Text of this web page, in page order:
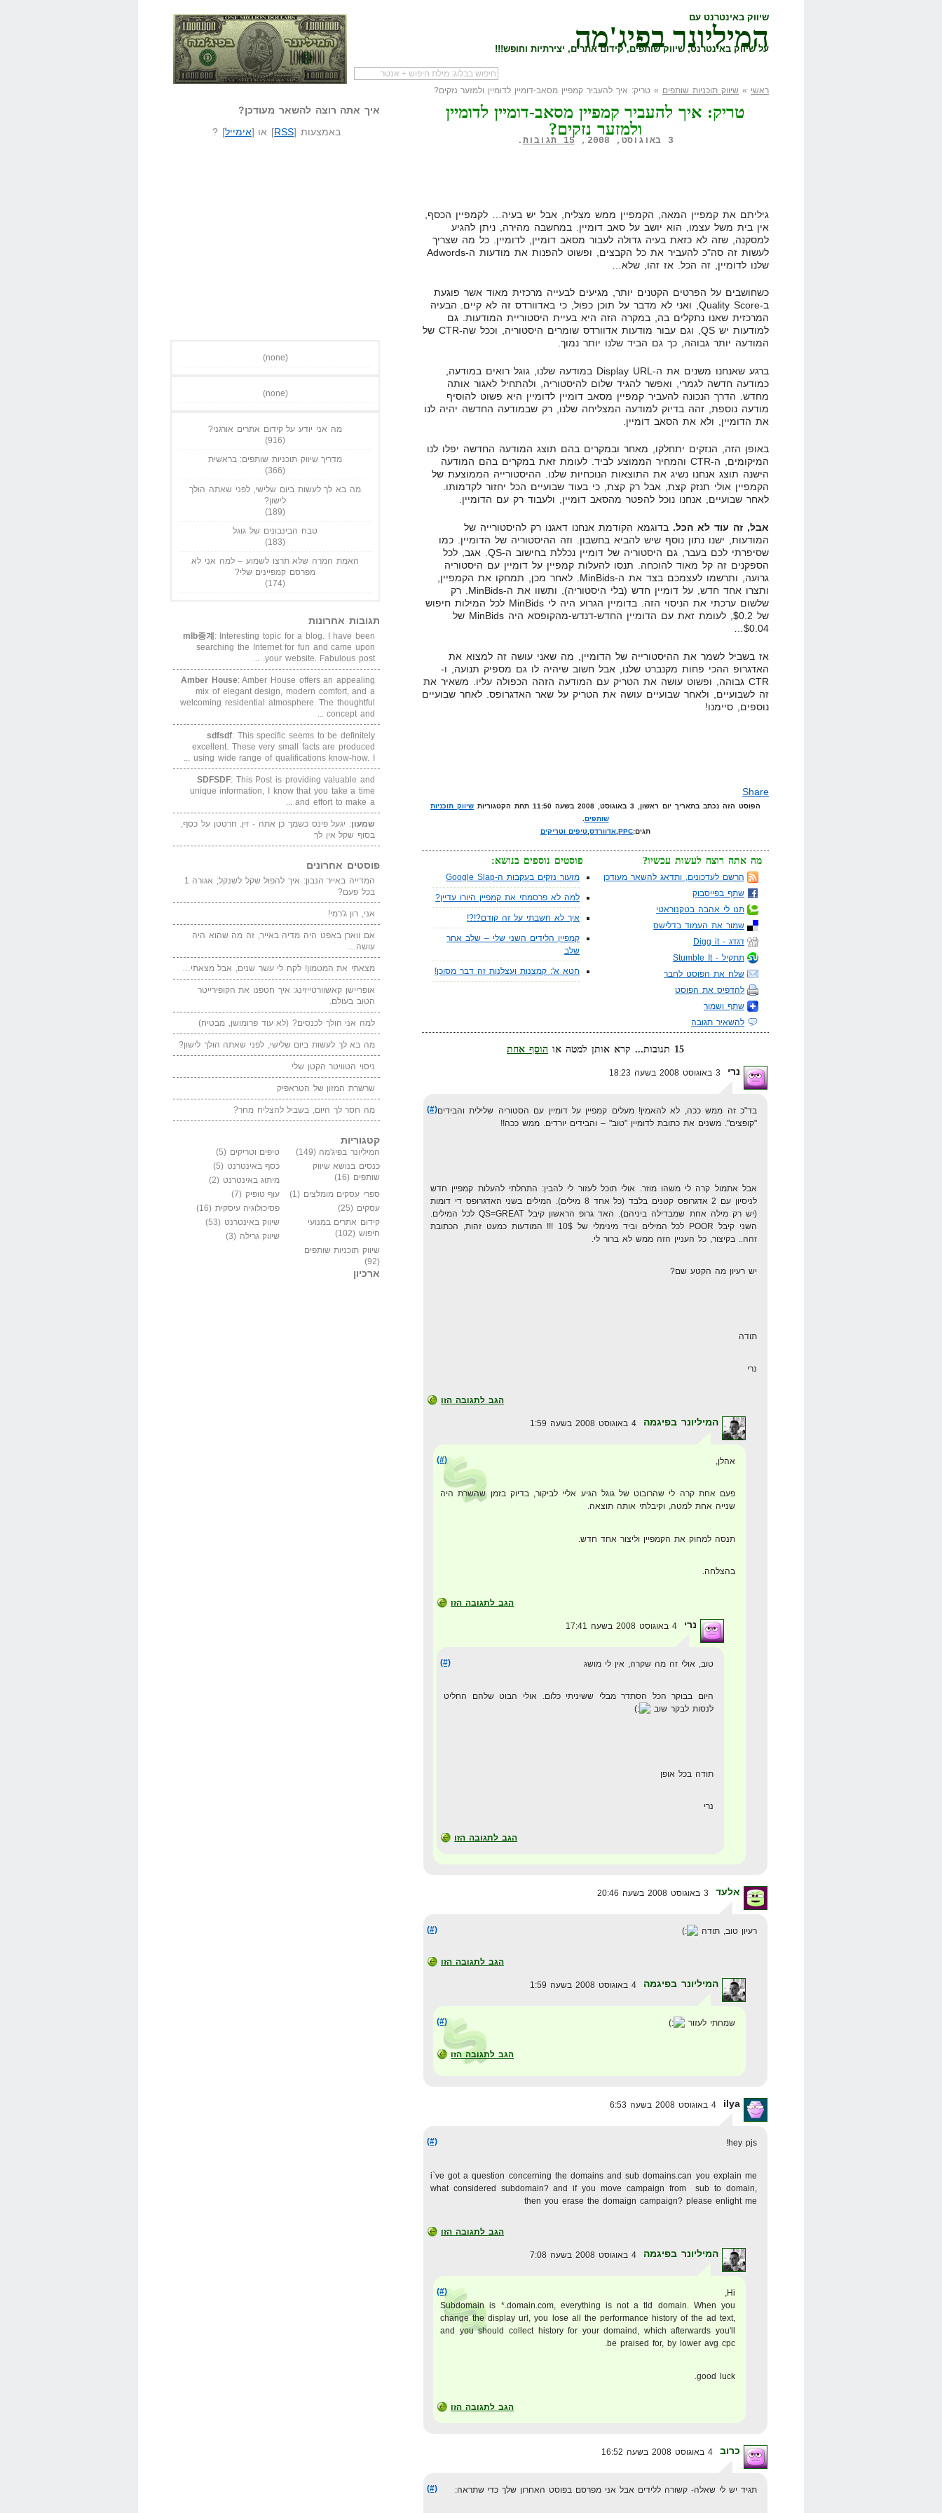
שיווק באינטרנט עם
המיליונר בפיג'מה
על שיווק באינטרנט, שיווק שותפים, קידום אתרים, יצירתיות וחופש!!!
שאל שאלה המיליונר בפיג'מה שיווק שותפים
לעמוד הראשי של
הבלוג
ראשי » שיווק תוכניות שותפים » טריק: איך להעביר קמפיין מסאב-דומיין לדומיין ולמזער נזקים?
טריק: איך להעביר קמפיין מסאב-דומיין לדומיין
ולמזער נזקים?
3 באוגוסט, 2008, 15 תגובות .
גיליתם את קמפיין המאה, הקמפיין ממש מצליח, אבל יש בעיה… לקמפיין הכסף,
אין בית משל עצמו, הוא יושב על סאב דומיין. במחשבה מהירה, ניתן להגיע
למסקנה, שזה לא כזאת בעיה גדולה לעבור מסאב דומיין, לדומיין. כל מה שצריך
לעשות זה סה"כ להעביר את כל הקבצים, ופשוט להפנות את מודעות ה-Adwords
שלנו לדומיין, זה הכל. אז זהו, שלא…
כשחושבים על הפרטים הקטנים יותר, מגיעים לבעייה מרכזית מאוד אשר פוגעת
ב-Quality Score, ואני לא מדבר על תוכן כפול, כי באדוורדס זה לא קיים. הבעיה
המרכזית שאנו נתקלים בה, במקרה הזה היא בעיית היסטוריית המודעות. גם
למודעות יש QS, וגם עבור מודעות אדוורדס שומרים היסטוריה, וככל שה-CTR של
המודעה יותר גבוהה, כך גם הביד שלנו יותר נמוך.
ברגע שאנחנו משנים את ה-Display URL במודעה שלנו, גוגל רואים במודעה,
כמודעה חדשה לגמרי, ואפשר להגיד שלום להיסטוריה, ולהתחיל לאגור אותה
מחדש. הדרך הנכונה להעביר קמפיין מסאב דומיין לדומיין היא פשוט להוסיף
מודעה נוספת, זהה בדיוק למודעה המצליחה שלנו, רק שבמודעה החדשה יהיה לנו
את הדומיין, ולא את הסאב דומיין.
באופן הזה, הנזקים יתחלקו, מאחר ובמקרים בהם תוצג המודעה החדשה יפלו לנו
המיקומים, ה-CTR והמחיר הממוצע לביד. לעומת זאת במקרים בהם המודעה
הישנה תוצג אנחנו נשיג את התוצאות הנוכחיות שלנו. ההיסטורייה הממוצעת של
הקמפיין אולי תנזק קצת, אבל רק קצת, כי בעוד שבועיים הכל יחזור לקדמותו.
לאחר שבועיים, אנחנו נוכל להפטר מהסאב דומיין, ולעבוד רק עם הדומיין.
אבל, זה עוד לא הכל. בדוגמא הקודמת אנחנו דאגנו רק להיסטורייה של
המודעות, ישנו נתון נוסף שיש להביא בחשבון. וזה ההיסטוריה של הדומיין. כמו
שסיפרתי לכם בעבר, גם היסטוריה של דומיין נכללת בחישוב ה-QS. אגב, לכל
הספקנים זה קל מאוד להוכחה. תנסו להעלות קמפיין על דומיין עם היסטוריה
גרועה, ותרשמו לעצמכם בצד את ה-MinBids. לאחר מכן, תמחקו את הקמפיין,
ותצרו אחד חדש, על דומיין חדש (בלי היסטוריה), ותשוו את ה-MinBids. רק
שלשום ערכתי את הניסוי הזה. בדומיין הגרוע היה לי MinBids לכל המילות חיפוש
של $0.2, לעומת זאת עם הדומיין החדש-דנדש-מהקופסא היה MinBids של
$0.04…
אז בשביל לשמר את ההיסטורייה של הדומיין, מה שאני עושה זה למצוא את
האדגרופ ההכי פחות מקנברט שלנו, אבל חשוב שיהיה לו גם מספיק תנועה, ו-
CTR גבוהה, ופשוט עושה את הטריק עם המודעה הזהה הכפולה עליו. משאיר את
זה לשבועיים, ולאחר שבועיים עושה את הטריק על שאר האדגרופס. לאחר שבועיים
נוספים, סיימנו!
Share
הפוסט הזה נכתב בתאריך יום ראשון, 3 באוגוסט, 2008 בשעה 11:50 תחת הקטגוריות
שיווק תוכניות
שותפים
תגים:PPC
, אדוורדס, טיפים וטריקים
פוסטים נוספים בנושא:
מזעור נזקים בעקבות ה-Google Slap
למה לא פרסמתי את קמפיין היורו עדיין?
איך לא חשבתי על זה קודם?!?!
קמפיין הלידים השני שלי – שלב אחר
שלב
חטא א': קמצנות ועצלנות זה דבר מסוכן!
מה אתה רוצה לעשות עכשיו?
הרשם לעדכונים, ותדאג להשאר מעודכן
שתף בפייסבוק
תנו לי אהבה בטקנוראטי
שמור את העמוד בדלישס
דגדג - Digg it
תתקיל - Stumble It
שלח את הפוסט לחבר
להדפיס את הפוסט
שתף ושמור
להשאיר תגובה
15 תגובות... קרא אותן למטה או
הוסף אחת
נרי
(#)בד"כ זה ממש ככה, לא להאמין! מעלים קמפיין על דומיין עם הסטוריה שלילית והבידים
"קופצים". משנים את כתובת לדומיין "טוב" – והבידים יורדים. ממש ככה!!
אבל אתמול קרה לי משהו מוזר. אולי תוכל לעזור לי להבין: התחלתי להעלות קמפיין חדש
לניסיון עם 2 אדגרופס קטנים בלבד (כל אחד 8 מילים). המילים בשני האדגרופס די דומות
(יש רק מילה אחת שמבדילה ביניהם). האד גרופ הראשון קיבל QS=GREAT לכל המילים.
השני קיבל POOR לכל המילים וביד מינימלי של 10$ !!! המודעות כמעט זהות, הכתובת
זהה.. בקיצור, כל העניין הזה ממש לא ברור לי.
יש רעיון מה הקטע שם?
תודה
נרי
הגב לתגובה הזו
המיליונר בפיגמה
(#) אהלן,
פעם אחת קרה לי שהרובוט של גוגל הגיע אליי לביקור, בדיוק בזמן שהשרת היה
שנייה אחת למטה, וקיבלתי אותה תוצאה.
תנסה למחוק את הקמפיין וליצור אחד חדש.
בהצלחה.
הגב לתגובה הזו
נרי
(#) טוב, אולי זה מה שקרה, אין לי מושג
היום בבוקר הכל הסתדר מבלי ששיניתי כלום. אולי הבוט שלהם החליט
לנסות לבקר שוב
תודה בכל אופן
נרי
הגב לתגובה הזו
אלעד
(#) רעיון טוב, תודה
הגב לתגובה הזו
המיליונר בפיגמה
(#) שמחתי לעזור
הגב לתגובה הזו
ilya
(#) hey pjs!
i`ve got a question concerning the domains and sub domains.can you explain me
what considered subdomain? and if you move campaign from sub to domain,
then you erase the domaign campaign? please enlight me
הגב לתגובה הזו
המיליונר בפיגמה
(#)
Hi,
Subdomain is *.domain.com, everything is not a tld domain. When you
change the display url, you lose all the performance history of the ad text,
and you should collect history for your domaind, which afterwards you'll
be praised for, by lower avg cpc.
good luck.
הגב לתגובה הזו
כרוב
(#) תגיד יש לי שאלה- קשורה ללידים אבל אני מפרסם בפוסט האחרון שלך כדי שתראה:
איך אתה רוצה להשאר מעודכן?
באמצעות [RSS] או [אימייל] ?
(none)
(none)
מה אני יודע על קידום אתרים אורגני?
(916)
מדריך שיווק תוכניות שותפים: בראשית
(366)
מה בא לך לעשות ביום שלישי, לפני שאתה הולך
לישון?
(189)
טבח הבינבונים של גוגל
(183)
האמת המרה שלא תרצו לשמוע – למה אני לא
מפרסם קמפיינים שלי?
(174)
תגובות אחרונות
mlb중계 : Interesting topic for a blog. I have been
searching the Internet for fun and came upon
your website. Fabulous post. ...
Amber House: Amber House offers an appealing
mix of elegant design, modern comfort, and a
welcoming residential atmosphere. The thoughtful
concept and ...
sdfsdf: This specific seems to be definitely
excellent. These very small facts are produced
using wide range of qualifications know-how. I ...
SDFSDF: This Post is providing valuable and
unique information, I know that you take a time
and effort to make a ...
שמעון: יגעל פינס כשמך כן אתה - זין. חרטטן על כסף,
בסוף שקל אין לך
פוסטים אחרונים
המדייה באייר הנבון: איך להפול שקל לשנקל; אגורה 1
בכל פעם?
אני, רון ג'רמי!
אם ווארן באפט היה מדיה באייר, זה מה שהוא היה
עושה…
מצאתי את המטמון! לקח לי עשר שנים, אבל מצאתי…
אופריישן קאשוורטייזינג: איך חטפנו את הקופירייטר
הטוב בעולם.
למה אני הולך לכנסים? (לא עוד פרומושן, מבטיח)
מה בא לך לעשות ביום שלישי, לפני שאתה הולך לישון?
ניסוי הטוויטר הקטן שלי
שרשרת המזון של הטראפיק
מה חסר לך היום, בשביל להצליח מחר?
קטגוריות
המיליונר בפיג'מה (149) טיפים וטריקים (5)
כנסים בנושא שיווק
שותפים (16)
כסף באינטרנט (5)
מיתוג באינטרנט (2)
ספרי עסקים מומלצים (1) עוף טופיק (7)
עסקים (25) פסיכולוגיה עיסקית (16)
קידום אתרים במנועי
חיפוש (102)
שיווק באינטרנט (53)
שיווק גרילה (3)
שיווק תוכניות שותפים
(92)
ארכיון